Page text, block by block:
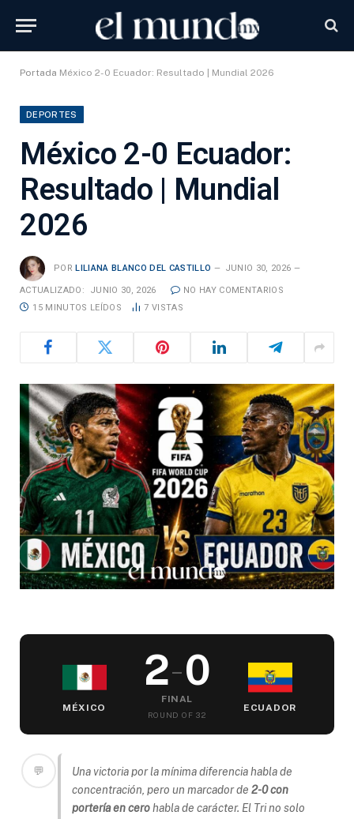
Portada México 2-0 Ecuador: Resultado | Mundial 2026
DEPORTES
México 2-0 Ecuador:
Resultado | Mundial
2026
POR LILIANA BLANCO DEL CASTILLO JUNIO 30, 2026
ACTUALIZADO: JUNIO 30, 2026
NO HAY COMENTARIOS
15 MINUTOS LEÍDOS
7 VISTAS
MÉXICO
2–0
FINAL
ROUND OF 32
ECUADOR
💬
Una victoria por la mínima diferencia habla de
concentración, pero un marcador de 2-0 con
portería en cerohabla de carácter. El Tri no solo